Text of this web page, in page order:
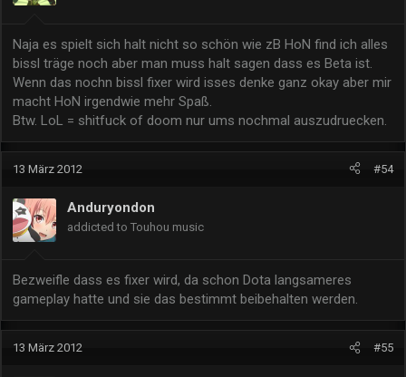
Naja es spielt sich halt nicht so schön wie zB HoN find ich alles
bissl träge noch aber man muss halt sagen dass es Beta ist.
Wenn das nochn bissl fixer wird isses denke ganz okay aber mir
macht HoN irgendwie mehr Spaß.
Btw. LoL = shitfuck of doom nur ums nochmal auszudruecken.
13 März 2012 #54
Anduryondon
addicted to Touhou music
Bezweifle dass es fixer wird, da schon Dota langsameres
gameplay hatte und sie das bestimmt beibehalten werden.
13 März 2012 #55